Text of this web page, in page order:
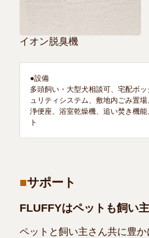
イオン脱臭機
●設備
多頭飼い・大型犬相談可、宅配ボ
ュリティシステム、敷地内ごみ置
浄便座、浴室乾燥機、追い焚き機
ト
サポート
FLUFFYはペットも飼い
ペットと飼い主さん共に豊